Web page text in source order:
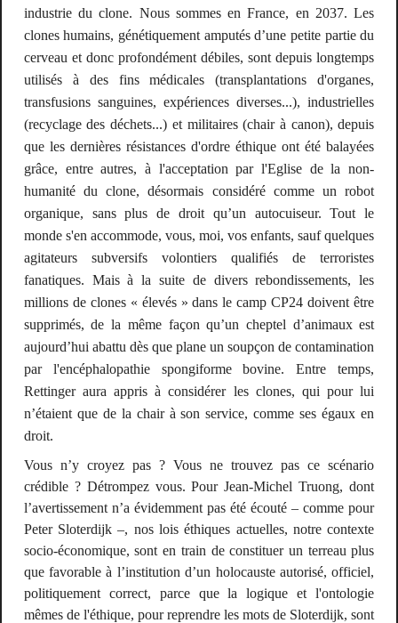
industrie du clone. Nous sommes en France, en 2037. Les
clones humains, génétiquement amputés d’une petite partie du
cerveau et donc profondément débiles, sont depuis longtemps
utilisés à des fins médicales (transplantations d'organes,
transfusions sanguines, expériences diverses...), industrielles
(recyclage des déchets...) et militaires (chair à canon), depuis
que les dernières résistances d'ordre éthique ont été balayées
grâce, entre autres, à l'acceptation par l'Eglise de la non-
humanité du clone, désormais considéré comme un robot
organique, sans plus de droit qu’un autocuiseur. Tout le
monde s'en accommode, vous, moi, vos enfants, sauf quelques
agitateurs subversifs volontiers qualifiés de terroristes
fanatiques. Mais à la suite de divers rebondissements, les
millions de clones « élevés » dans le camp CP24 doivent être
supprimés, de la même façon qu’un cheptel d’animaux est
aujourd’hui abattu dès que plane un soupçon de contamination
par l'encéphalopathie spongiforme bovine. Entre temps,
Rettinger aura appris à considérer les clones, qui pour lui
n’étaient que de la chair à son service, comme ses égaux en
droit.
Vous n’y croyez pas ? Vous ne trouvez pas ce scénario
crédible ? Détrompez vous. Pour Jean-Michel Truong, dont
l’avertissement n’a évidemment pas été écouté – comme pour
Peter Sloterdijk –, nos lois éthiques actuelles, notre contexte
socio-économique, sont en train de constituer un terreau plus
que favorable à l’institution d’un holocauste autorisé, officiel,
politiquement correct, parce que la logique et l'ontologie
mêmes de l'éthique, pour reprendre les mots de Sloterdijk, sont